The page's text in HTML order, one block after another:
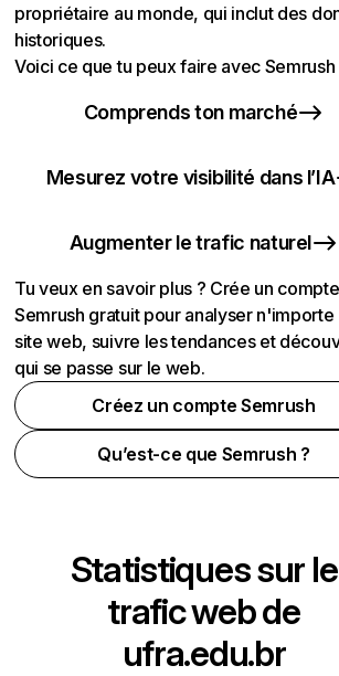
propriétaire au monde, qui inclut des
historiques.
Voici ce que tu peux faire avec Semrush
Comprends ton marché
Mesurez votre visibilité dans l’IA
Augmenter le trafic naturel
Tu veux en savoir plus ? Crée un compte
Semrush gratuit pour analyser n'importe
site web, suivre les tendances et
qui se passe sur le web.
Créez un compte Semrush
Qu’est-ce que Semrush ?
Statistiques sur le
trafic web de
ufra.edu.br